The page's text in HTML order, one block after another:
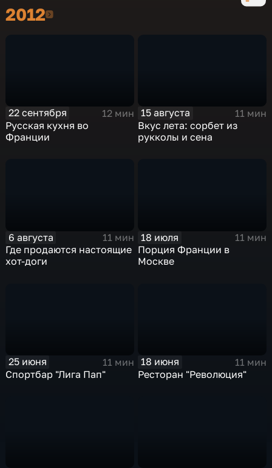
20122012
22 сентября
12 мин
Русская кухня во
Франции
15 августа
11 мин
Вкус лета: сорбет из
рукколы и сена
6 августа
11 мин
Где продаются настоящие
хот-доги
18 июля
11 мин
Порция Франции в
Москве
25 июня
11 мин
Спортбар "Лига Пап"
18 июня
11 мин
Ресторан "Революция"